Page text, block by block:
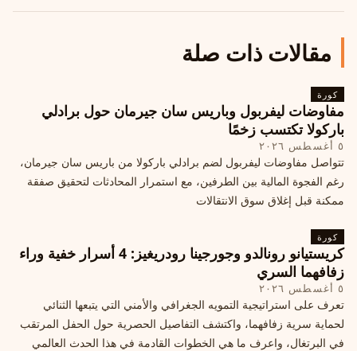
مقالات ذات صلة
كورة
مفاوضات ليفربول وباريس سان جيرمان حول برادلي
باركولا تكتسب زخمًا
٥ أغسطس ٢٠٢٦
تتواصل مفاوضات ليفربول لضم برادلي باركولا من باريس سان جيرمان،
رغم الفجوة المالية بين الطرفين، مع استمرار المحادثات لتحقيق صفقة
ممكنة قبل إغلاق سوق الانتقالات
كورة
كريستيانو رونالدو وجورجينا رودريغيز: 4 أسرار خفية وراء
زفافهما السري
٥ أغسطس ٢٠٢٦
تعرف على استراتيجية التمويه الجغرافي والأمني التي يتبعها الثنائي
لحماية سرية زفافهما، واكتشف التفاصيل الحصرية حول الحفل المرتقب
في البرتغال، واعرف ما هي الخطوات القادمة في هذا الحدث العالمي